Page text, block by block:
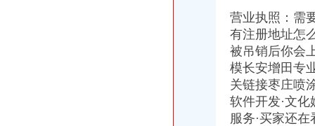
营业执照：需
有注册地址怎
被吊销后你会
模长安增田专
关链接枣庄喷
软件开发·文化
服务·买家还